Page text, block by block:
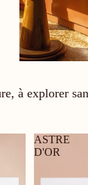
à explorer
ASTRE
D'OR